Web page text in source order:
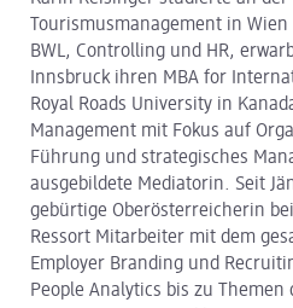
Tourismusmanagement in
BWL, Controlling und HR,
Innsbruck ihren MBA for
Royal Roads University in
Management mit Fokus auf
Führung und strategisches
ausgebildete Mediatorin. Seit
gebürtige Oberösterreicherin
Ressort Mitarbeiter mit dem
Employer Branding und
People Analytics bis zu